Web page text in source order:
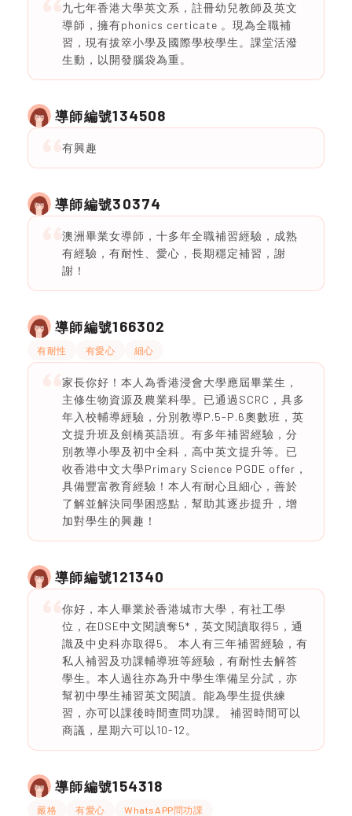
九七年香港大學英文系，註冊幼兒教師及英文
導師，擁有phonics certicate 。現為全職補
習，現有拔箤小學及國際學校學生。課堂活潑
生動，以開發腦袋為重。
導師編號134508
有興趣
導師編號30374
澳洲畢業女導師，十多年全職補習經驗，成熟
有經驗，有耐性、愛心，長期穩定補習，謝
謝！
導師編號166302
有耐性 有愛心 細心
家長你好！本人為香港浸會大學應屆畢業生，
主修生物資源及農業科學。已通過SCRC，具多
年入校輔導經驗，分別教導P.5-P.6奧數班，英
文提升班及劍橋英語班。有多年補習經驗，分
別教導小學及初中全科，高中英文提升等。已
收香港中文大學Primary Science PGDE offer，
具備豐富教育經驗！本人有耐心且細心，善於
了解並解決同學困惑點，幫助其逐步提升，增
加對學生的興趣！
導師編號121340
你好，本人畢業於香港城市大學，有社工學
位，在DSE中文閱讀奪5*，英文閱讀取得5，通
識及中史科亦取得5。 本人有三年補習經驗，有
私人補習及功課輔導班等經驗，有耐性去解答
學生。本人過往亦為升中學生準備呈分試，亦
幫初中學生補習英文閱讀。能為學生提供練
習，亦可以課後時間查問功課。 補習時間可以
商議，星期六可以10-12。
導師編號154318
嚴格 有愛心 WhatsAPP問功課